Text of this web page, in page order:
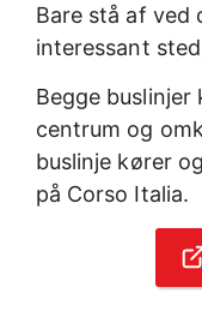
Bare stå af
interessant
Begge buslinjer
centrum og
buslinje kører
på Corso Italia.